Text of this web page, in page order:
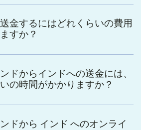
金するにはどれくらいの費用
すか？
ドからインドへの送金には、
の時間がかかりますか？
ドから インド へのオンライ